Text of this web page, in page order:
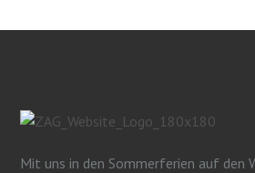
Mit uns in den Sommerferien auf den